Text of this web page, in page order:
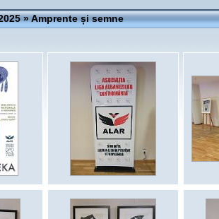
» Amprente și semne